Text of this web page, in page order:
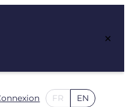
×
FR EN